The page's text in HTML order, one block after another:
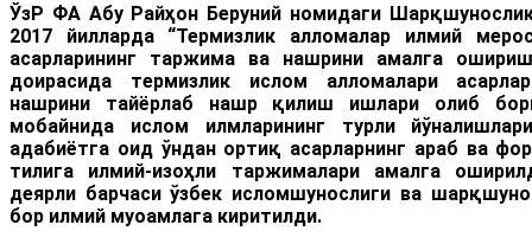
ЎзР ФА Абу Райҳон Беруний номидаги
2017 йилларда “Термизлик алломалар илмий
асарларининг таржима ва нашрини амалга ошириш
доирасида термизлик ислом алломалари
нашрини тайёрлаб нашр қилиш ишлари олиб
мобайнида ислом илмларининг турли
адабиётга оид ўндан ортиқ асарларнинг араб ва
тилига илмий-изоҳли таржималари амалга
деярли барчаси ўзбек исломшунослиги ва
бор илмий муоамлага киритилди.